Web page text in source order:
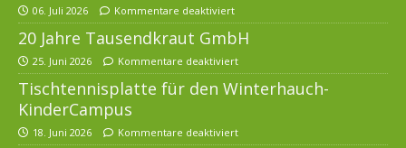
06. Juli 2026 Kommentare deaktiviert
20 Jahre Tausendkraut GmbH
25. Juni 2026 Kommentare deaktiviert
Tischtennisplatte für den Winterhauch-
KinderCampus
18. Juni 2026 Kommentare deaktiviert